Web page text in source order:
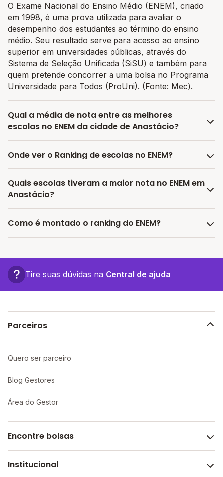
O Exame Nacional do Ensino Médio (ENEM), criado
em 1998, é uma prova utilizada para avaliar o
desempenho dos estudantes ao término do ensino
médio. Seu resultado serve para acesso ao ensino
superior em universidades públicas, através do
Sistema de Seleção Unificada (SiSU) e também para
quem pretende concorrer a uma bolsa no Programa
Universidade para Todos (ProUni). (Fonte: Mec).
Qual a média de nota entre as melhores
escolas no ENEM da cidade de Anastácio?
A média de nota no ENEM entre as melhores escolas
589.67 e no Brasil é 606.37.
Onde ver o Ranking de escolas no ENEM?
No Melhor Escola você encontra o último ranking
divulgado pelo INEP das escolas por nota no ENEM e
Quais escolas tiveram a maior nota no ENEM em
Anastácio?
As escolas com as maiores notas no ENEM em
- Ee Dep Carlos Souza Medeiros
- Ee Romalino Alves De Albres
- Ee Maria Correa Dias
Como é montado o ranking do ENEM?
considerando a média das notas das provas objetivas
de cada escola. A Partir de 2020 o INEP segue as
Tire suas dúvidas na Central de ajuda
Parceiros
Quero ser parceiro
Blog Gestores
Área do Gestor
Encontre bolsas
Melhores escolas de São Paulo
Institucional